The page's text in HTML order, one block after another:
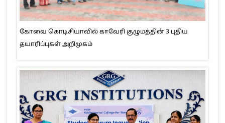
கோவை கொடிசியாவில் காவேரி குழுமத்தின் 3 புதிய
தயாரிப்புகள் அறிமுகம்